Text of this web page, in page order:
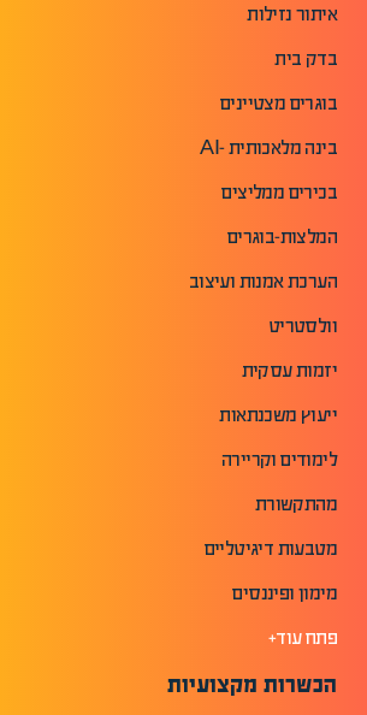
איתור נזילות
בדק בית
בוגרים מצטיינים
בינה מלאכותית -AI
בכירים ממליצים
המלצות-בוגרים
הערכת אמנות ועיצוב
וולסטריט
יזמות עסקית
ייעוץ משכנתאות
לימודים וקריירה
מהתקשורת
מטבעות דיגיטליים
מימון ופיננסים
פתח עוד+
הכשרות מקצועיות